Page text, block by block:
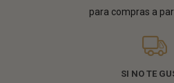
para compras a
SI NO TE